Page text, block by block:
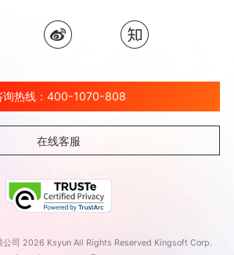
询热线：400-1070-808
在线客服
公司 2026 Ksyun All Rights Reserved Kingsoft Corp.